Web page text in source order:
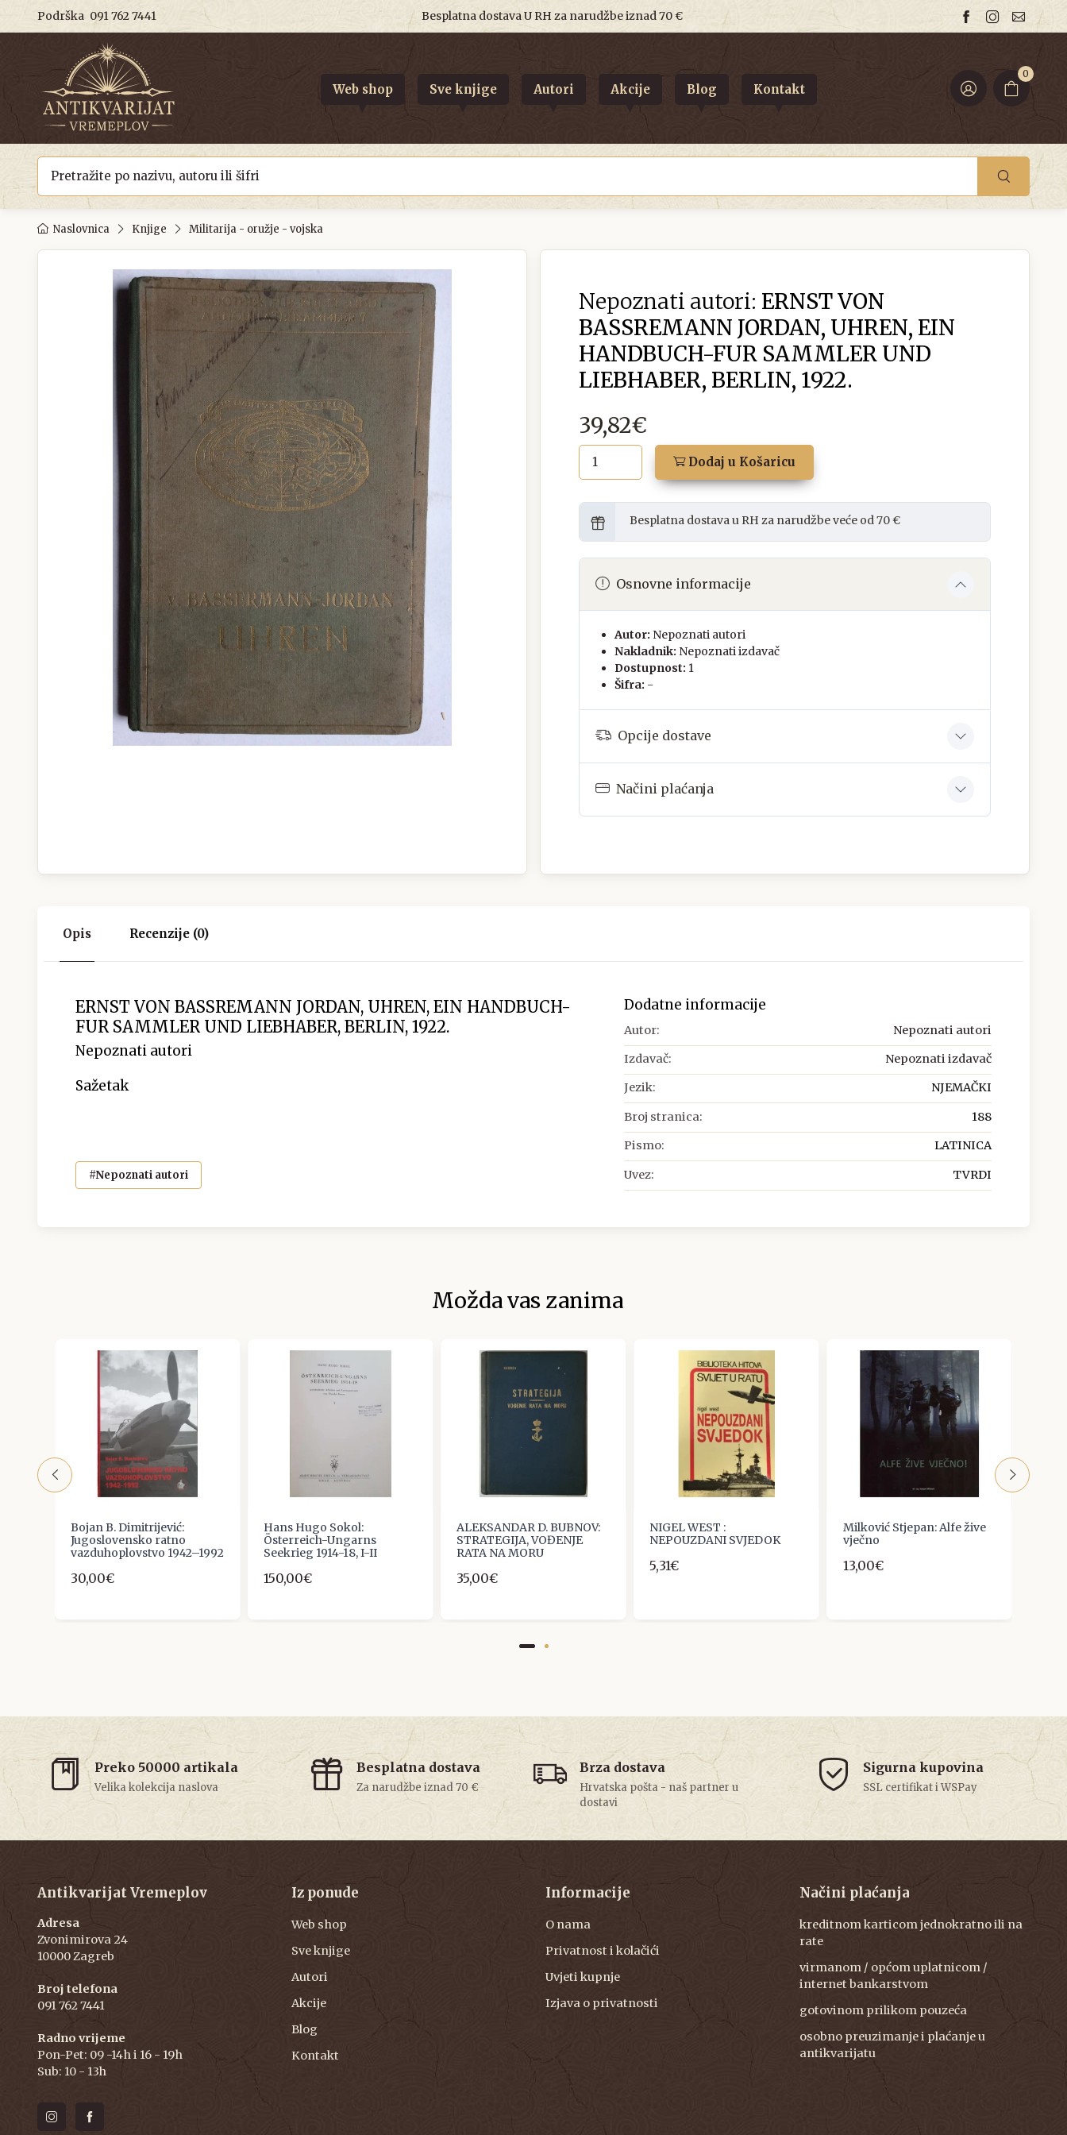
Podrška 091 762 7441 Besplatna dostava U RH za narudžbe iznad 70 €
0
Web shop Sve knjige Autori Akcije Blog Kontakt
Naslovnica Knjige Militarija - oružje - vojska
Nepoznati autori: ERNST VON
BASSREMANN JORDAN, UHREN, EIN
HANDBUCH-FUR SAMMLER UND
LIEBHABER, BERLIN, 1922.
39,82€
Dodaj u Košaricu
Besplatna dostava u RH za narudžbe veće od 70 €
Osnovne informacije
Autor: Nepoznati autori
Nakladnik: Nepoznati izdavač
Dostupnost: 1
Šifra: -
Opcije dostave
Načini plaćanja
Opis Recenzije (0)
ERNST VON BASSREMANN JORDAN, UHREN, EIN HANDBUCH-
FUR SAMMLER UND LIEBHABER, BERLIN, 1922.
Nepoznati autori
Sažetak
#Nepoznati autori
Dodatne informacije
Autor: Nepoznati autori
Izdavač: Nepoznati izdavač
Jezik: NJEMAČKI
Broj stranica: 188
Pismo: LATINICA
Uvez: TVRDI
Možda vas zanima
Bojan B. Dimitrijević:
Jugoslovensko ratno
vazduhoplovstvo 1942–1992
30,00€
Hans Hugo Sokol:
Österreich-Ungarns
Seekrieg 1914-18, I-II
150,00€
ALEKSANDAR D. BUBNOV:
STRATEGIJA, VOĐENJE
RATA NA MORU
35,00€
NIGEL WEST :
NEPOUZDANI SVJEDOK
5,31€
Milković Stjepan: Alfe žive
vječno
13,00€
Preko 50000 artikala
Velika kolekcija naslova
Besplatna dostava
Za narudžbe iznad 70 €
Brza dostava
Hrvatska pošta - naš partner u
dostavi
Sigurna kupovina
SSL certifikat i WSPay
Antikvarijat Vremeplov
Adresa
Zvonimirova 24
10000 Zagreb
Broj telefona
091 762 7441
Radno vrijeme
Pon-Pet: 09 -14h i 16 - 19h
Sub: 10 - 13h
Iz ponude
Web shop
Sve knjige
Autori
Akcije
Blog
Kontakt
Informacije
O nama
Privatnost i kolačići
Uvjeti kupnje
Izjava o privatnosti
Načini plaćanja
kreditnom karticom jednokratno ili na
rate
virmanom / općom uplatnicom /
internet bankarstvom
gotovinom prilikom pouzeća
osobno preuzimanje i plaćanje u
antikvarijatu